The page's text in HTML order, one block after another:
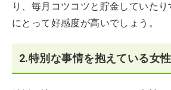
り、毎月コツコツと貯金していた
にとって好感度が高いでしょう。
2.特別な事情を抱えている女性